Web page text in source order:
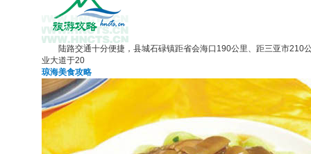
陆路交通十分便捷，县城石碌镇距省会海口190公里、距三亚市210
业大道于20
琼海美食攻略